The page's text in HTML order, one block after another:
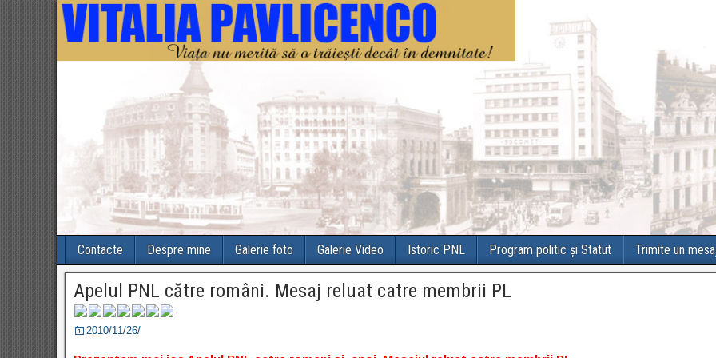
Contacte Despre mine Galerie foto Galerie Video Istoric PNL Program politic și Statut Trimite un
Apelul PNL către români. Mesaj reluat catre membrii PL
2010/11/26/